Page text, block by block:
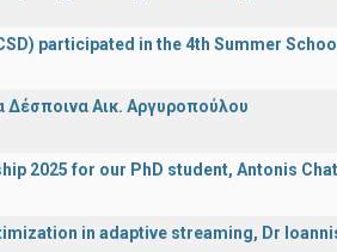
participated in the 4th Summer
Δέσποινα Αικ. Αργυροπούλου
2025 for our PhD student, Antonis
in adaptive streaming, Dr